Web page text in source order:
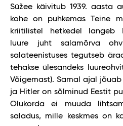
Süžee käivitub 1939. aasta
kohe on puhkemas Teine
kriitilistel hetkedel langeb
luure juht salamõrva
salateenistuses tegutseb
tehakse ülesandeks
Võigemast). Samal ajal
ja Hitler on sõlminud Eestit
Olukorda ei muuda
saladus, mille keskmes on